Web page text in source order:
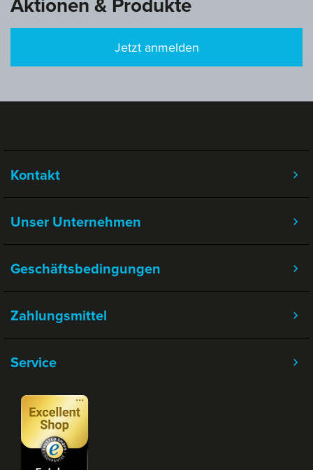
Jetzt anmelden
Kontakt
Unser Unternehmen
Geschäftsbedingungen
Service
Zahlungsmittel